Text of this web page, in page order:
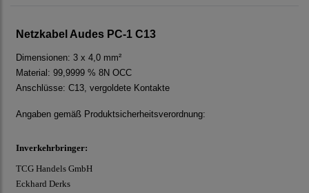
Netzkabel Audes PC-1 C13
Dimensionen: 3 x 4,0 mm²
Material: 99,9999 % 8N OCC
Anschlüsse: C13, vergoldete Kontakte
Angaben gemäß Produktsicherheitsverordnung:
Inverkehrbringer:
TCG Handels GmbH
Eckhard Derks